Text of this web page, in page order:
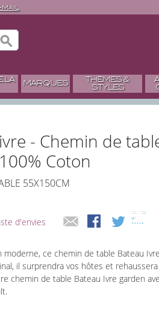
mail
LA
MARQUES
THÈMES &
STYLES
- Chemin de
Coton
55X150CM
d'envies
moderne, ce chemin de table Bateau
il surprendra vos hôtes et
chemin de table Bateau Ivre garden